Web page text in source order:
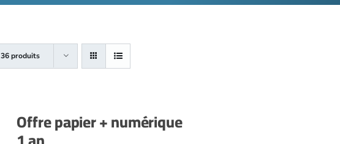
36 produits
Offre papier + numérique